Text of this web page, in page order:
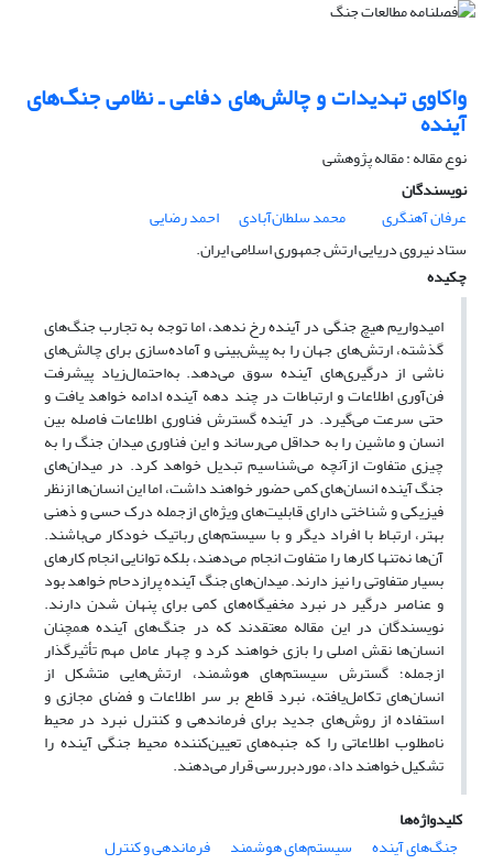
واکاوی تهدیدات و چالش‌های دفاعی ـ نظامی جنگ‌های
آینده
نوع مقاله : مقاله پژوهشی
نویسندگان
عرفان آهنگری
محمد سلطان‌آبادی
احمد رضایی
ستاد نیروی دریایی ارتش جمهوری اسلامی ایران.
چکیده
امیدواریم هیچ جنگی در آینده رخ ندهد، اما توجه به تجارب جنگ‌های
گذشته، ارتش‌های جهان را به پیش‌بینی و آماده‌سازی برای چالش‌های
ناشی از درگیری‌های آینده سوق می‌دهد. به‌احتمال‌زیاد پیشرفت
فن‌آوری اطلاعات و ارتباطات در چند دهه آینده ادامه خواهد یافت و
حتی سرعت می‌گیرد. در آینده گسترش فناوری اطلاعات فاصله بین
انسان و ماشین را به حداقل می‌رساند و این فناوری میدان جنگ را به
چیزی متفاوت ازآنچه می‌شناسیم تبدیل خواهد کرد. در میدان‌های
جنگ آینده انسان‌های کمی حضور خواهند داشت، اما این انسان‌ها ازنظر
فیزیکی و شناختی دارای قابلیت‌های ویژه‌ای ازجمله درک حسی و ذهنی
بهتر، ارتباط با افراد دیگر و با سیستم‌های رباتیک خودکار می‌باشند.
آن‌ها نه‌تنها کارها را متفاوت انجام می‌دهند، بلکه توانایی انجام کارهای
بسیار متفاوتی را نیز دارند. میدان‌های جنگ آینده پرازدحام خواهد بود
و عناصر درگیر در نبرد مخفیگاه‌های کمی برای پنهان شدن دارند.
نویسندگان در این مقاله معتقدند که در جنگ‌های آینده همچنان
انسان‌ها نقش اصلی را بازی خواهند کرد و چهار عامل مهم تأثیرگذار
ازجمله؛ گسترش سیستم‌های هوشمند، ارتش‌هایی متشکل از
انسان‌های تکامل‌یافته، نبرد قاطع بر سر اطلاعات و فضای مجازی و
استفاده از روش‌های جدید برای فرماندهی و کنترل نبرد در محیط
نامطلوب اطلاعاتی را که جنبه‌های تعیین‌کننده محیط جنگی آینده را
تشکیل خواهند داد، موردبررسی قرار می‌دهند.
کلیدواژه‌ها
جنگ‌های آینده
سیستم‌های هوشمند فرماندهی و کنترل